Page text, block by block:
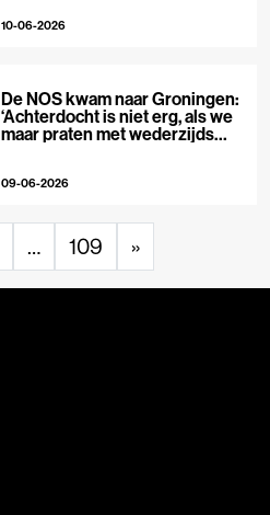
10-06-2026
De NOS kwam naar Groningen:
‘Achterdocht is niet erg, als we
maar praten met wederzijds
09-06-2026
… 109 »